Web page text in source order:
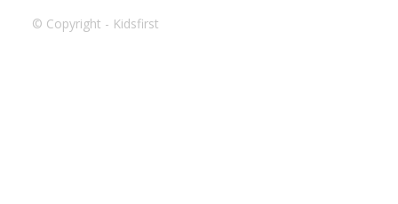
© Copyright - Kidsfirst